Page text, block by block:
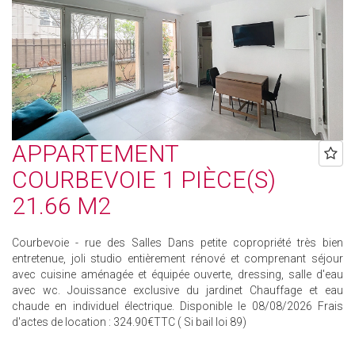
APPARTEMENT
COURBEVOIE 1 PIÈCE(S)
21.66 M2
Courbevoie - rue des Salles Dans petite copropriété très bien
entretenue, joli studio entièrement rénové et comprenant séjour
avec cuisine aménagée et équipée ouverte, dressing, salle d'eau
avec wc. Jouissance exclusive du jardinet Chauffage et eau
chaude en individuel électrique. Disponible le 08/08/2026 Frais
d'actes de location : 324.90€TTC ( Si bail loi 89)